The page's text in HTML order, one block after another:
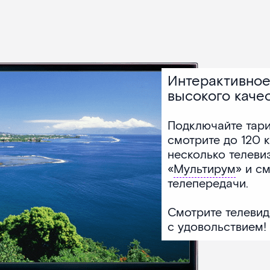
высокого
Подключайте
смотрите до 120
несколько
«Мультирум» и
телепередачи.
Смотрите
с удовольствием!